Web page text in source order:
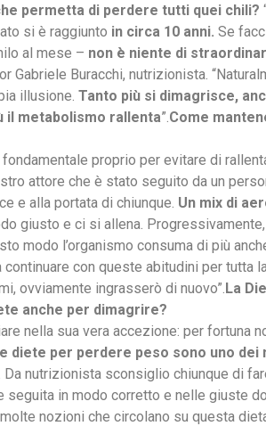
permetta di perdere tutti quei chili?
si è raggiunto in circa 10 anni. Se
al mese – non è niente di
Gabriele Buracchi, nutrizionista.
illusione. Tanto più si dimagrisce,
il metabolismo rallenta”. Come
fondamentale proprio per evitare di
attore che è stato seguito da un
e alla portata di chiunque. Un mix di
giusto e ci si allena. Progressivamente,
modo l’organismo consuma di più
con queste abitudini per tutta
ovviamente ingrasserò di nuovo”. La
anche per dimagrire?
nella sua vera accezione: per fortuna
diete per perdere peso sono uno dei
. Da nutrizionista sconsiglio chiunque di
seguita in modo corretto e nelle giuste
nozioni che circolano su questa